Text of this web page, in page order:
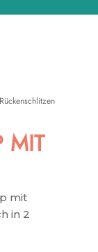
MIT
mit
in 2